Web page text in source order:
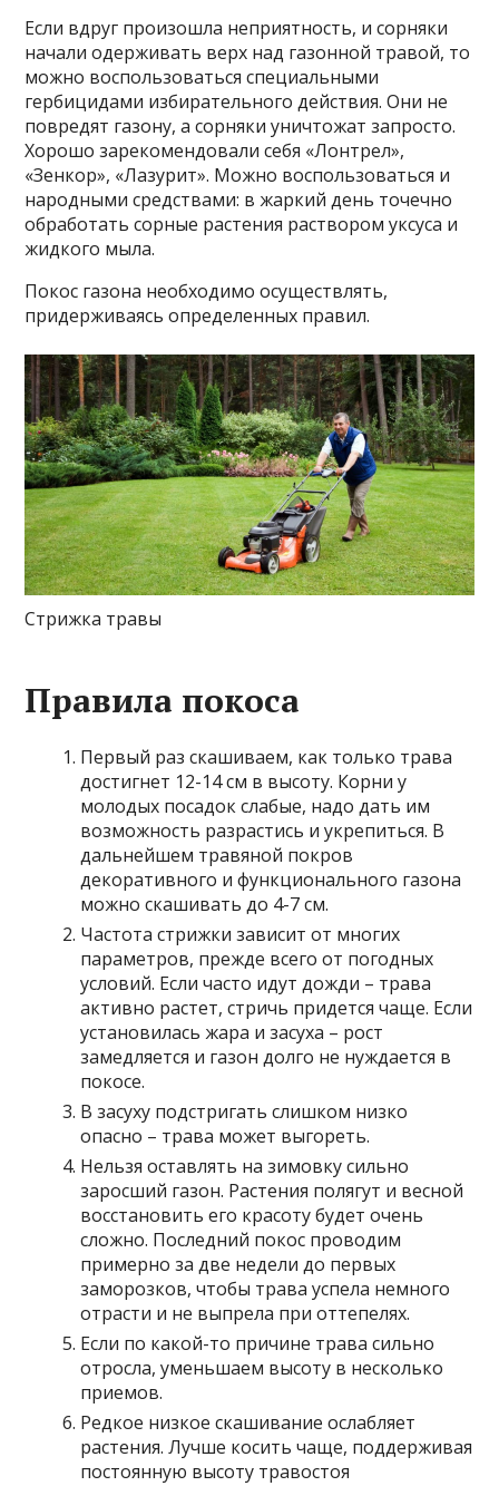
Если вдруг произошла неприятность, и сорняки
начали одерживать верх над газонной травой, то
можно воспользоваться специальными
гербицидами избирательного действия. Они не
повредят газону, а сорняки уничтожат запросто.
Хорошо зарекомендовали себя «Лонтрел»,
«Зенкор», «Лазурит». Можно воспользоваться и
народными средствами: в жаркий день точечно
обработать сорные растения раствором уксуса и
жидкого мыла.
Покос газона необходимо осуществлять,
придерживаясь определенных правил.
Стрижка травы
Правила покоса
Первый раз скашиваем, как только трава
достигнет 12-14 см в высоту. Корни у
молодых посадок слабые, надо дать им
возможность разрастись и укрепиться. В
дальнейшем травяной покров
декоративного и функционального газона
можно скашивать до 4-7 см.
Частота стрижки зависит от многих
параметров, прежде всего от погодных
условий. Если часто идут дожди – трава
активно растет, стричь придется чаще. Если
установилась жара и засуха – рост
замедляется и газон долго не нуждается в
покосе.
В засуху подстригать слишком низко
опасно – трава может выгореть.
Нельзя оставлять на зимовку сильно
заросший газон. Растения полягут и весной
восстановить его красоту будет очень
сложно. Последний покос проводим
примерно за две недели до первых
заморозков, чтобы трава успела немного
отрасти и не выпрела при оттепелях.
Если по какой-то причине трава сильно
отросла, уменьшаем высоту в несколько
приемов.
Редкое низкое скашивание ослабляет
растения. Лучше косить чаще, поддерживая
постоянную высоту травостоя